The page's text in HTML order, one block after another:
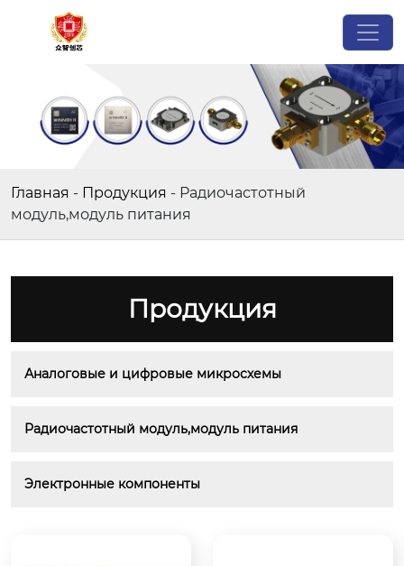
Главная - Продукция - Радиочастотный
модуль,модуль питания
Продукция
Аналоговые и цифровые микросхемы
Радиочастотный модуль,модуль питания
Электронные компоненты